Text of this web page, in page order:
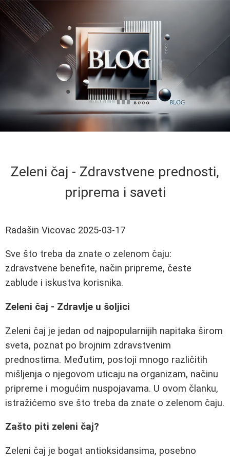
Zeleni čaj - Zdravstvene prednosti,
priprema i saveti
Radašin Vicovac 2025-03-17
Sve što treba da znate o zelenom čaju:
zdravstvene benefite, način pripreme, česte
zablude i iskustva korisnika.
Zeleni čaj - Zdravlje u šoljici
Zeleni čaj je jedan od najpopularnijih napitaka širom
sveta, poznat po brojnim zdravstvenim
prednostima. Međutim, postoji mnogo različitih
mišljenja o njegovom uticaju na organizam, načinu
pripreme i mogućim nuspojavama. U ovom članku,
istražićemo sve što treba da znate o zelenom čaju.
Zašto piti zeleni čaj?
Zeleni čaj je bogat antioksidansima, posebno